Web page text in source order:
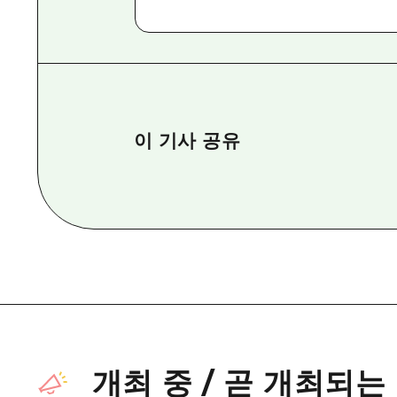
이 기사 공유
개최 중 / 곧 개최되는